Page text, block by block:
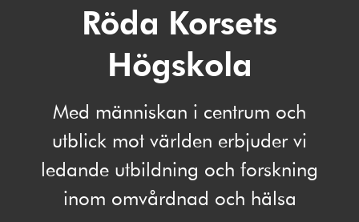
Röda Korsets
Högskola
Med människan i centrum och
utblick mot världen erbjuder vi
ledande utbildning och forskning
inom omvårdnad och hälsa